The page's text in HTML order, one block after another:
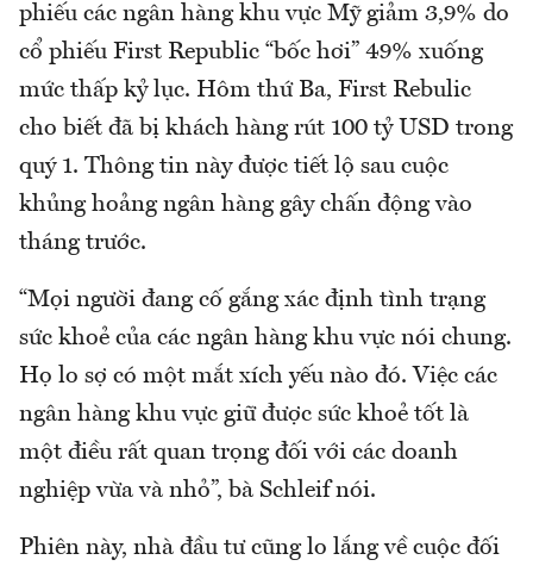
phiếu các ngân hàng khu vực Mỹ giảm 3,9% do
cổ phiếu First Republic “bốc hơi” 49% xuống
mức thấp kỷ lục. Hôm thứ Ba, First Rebulic
cho biết đã bị khách hàng rút 100 tỷ USD trong
quý 1. Thông tin này được tiết lộ sau cuộc
khủng hoảng ngân hàng gây chấn động vào
tháng trước.
“Mọi người đang cố gắng xác định tình trạng
sức khoẻ của các ngân hàng khu vực nói chung.
Họ lo sợ có một mắt xích yếu nào đó. Việc các
ngân hàng khu vực giữ được sức khoẻ tốt là
một điều rất quan trọng đối với các doanh
nghiệp vừa và nhỏ”, bà Schleif nói.
Phiên này, nhà đầu tư cũng lo lắng về cuộc đối